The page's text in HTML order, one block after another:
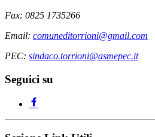
Fax: 0825 1735266
Email: comuneditorrioni@gmail.com
PEC: sindaco.torrioni@asmepec.it
Seguici su